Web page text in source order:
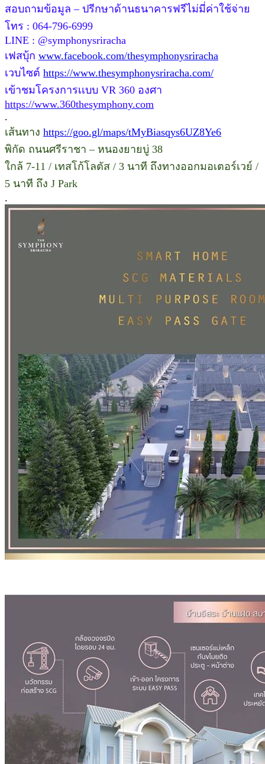
สอบถามข้อมูล – ปรีกษาด้านธนาคารฟรีไม่มี่ค่าใช้จ่าย
โทร : 064-796-6999
LINE : @symphonysriracha
เฟสบุ้ก www.facebook.com/thesymphonysriracha
เวบไซต์ https://www.thesymphonysriracha.com/
เข้าชมโครงการเเบบ VR 360 องศา
https://www.360thesymphony.com
.
เส้นทาง https://goo.gl/maps/tMyBiasqys6UZ8Ye6
พิกัด ถนนศรีราชา – หนองยายบู่ 38
ใกล้ 7-11 / เทสโก้โลตัส / 3 นาที ถึงทางออกมอเตอร์เวย์ /
5 นาที ถึง J Park
.